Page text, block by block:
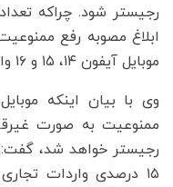
رجیستر شود. چراکه
ابلاغ مصوبه رفع
موبایل آیفون ۱۴، ۱۵ و ۱۶ وارد کشور شده است.
رجیستر خواهد شد، گفت: